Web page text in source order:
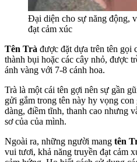
Đại diện cho sự năng động,
đạt cảm xúc
Tên Trà được đặt dựa trên tên gọi
thành bụi hoặc các cây nhỏ, được
ánh vàng với 7-8 cánh hoa.
Trà là một cái tên gợi nên sự gần
gửi gắm trong tên này hy vọng
dàng, điềm tĩnh, thanh cao nhưng
sơ của của mình.
Ngoài ra, những người mang tên
vui tươi, khả năng truyền đạt cảm